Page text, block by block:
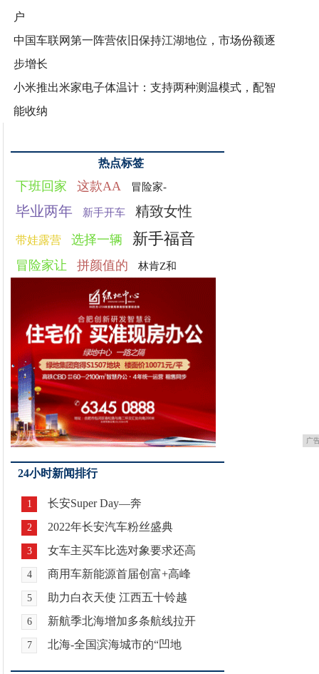
户
中国车联网第一阵营依旧保持江湖地位，市场份额逐
步增长
小米推出米家电子体温计：支持两种测温模式，配智
能收纳
热点标签
下班回家 这款AA 冒险家-
毕业两年 新手开车 精致女性
带娃露营 选择一辆 新手福音
冒险家让 拼颜值的 林肯Z和
广
24小时新闻排行
1 长安Super Day—奔
2 2022年长安汽车粉丝盛典
3 女车主买车比选对象要求还高
4 商用车新能源首届创富+高峰
5 助力白衣天使 江西五十铃越
6 新航季北海增加多条航线拉开
7 北海-全国滨海城市的“凹地